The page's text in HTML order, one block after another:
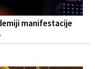
manifestacije